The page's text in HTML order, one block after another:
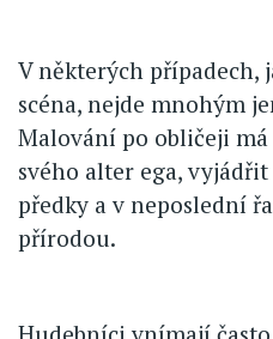
V některých případech,
scéna, nejde mnohým
Malování po obličeji
svého alter ega,
předky a v neposlední
přírodou.